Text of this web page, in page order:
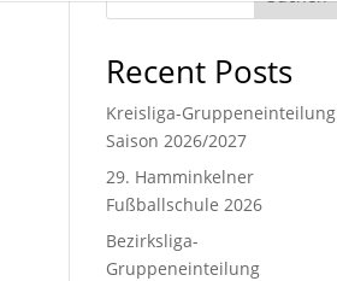
Recent Posts
Kreisliga-Gruppeneinteilung
Saison 2026/2027
29. Hamminkelner
Fußballschule 2026
Bezirksliga-
Gruppeneinteilung